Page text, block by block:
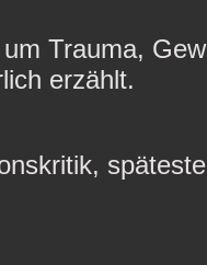
Trauma,
erzählt.